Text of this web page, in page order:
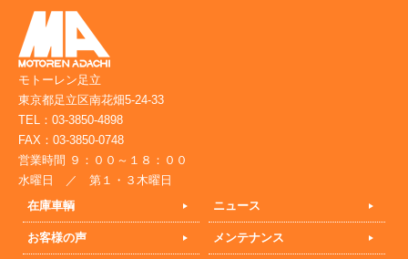
モトーレン足立
東京都足立区南花畑5-24-33
TEL：03-3850-4898
FAX：03-3850-0748
営業時間 ９：００～１８：００
水曜日 ／ 第１・３木曜日
在庫車輌
ニュース
お客様の声 メンテナンス